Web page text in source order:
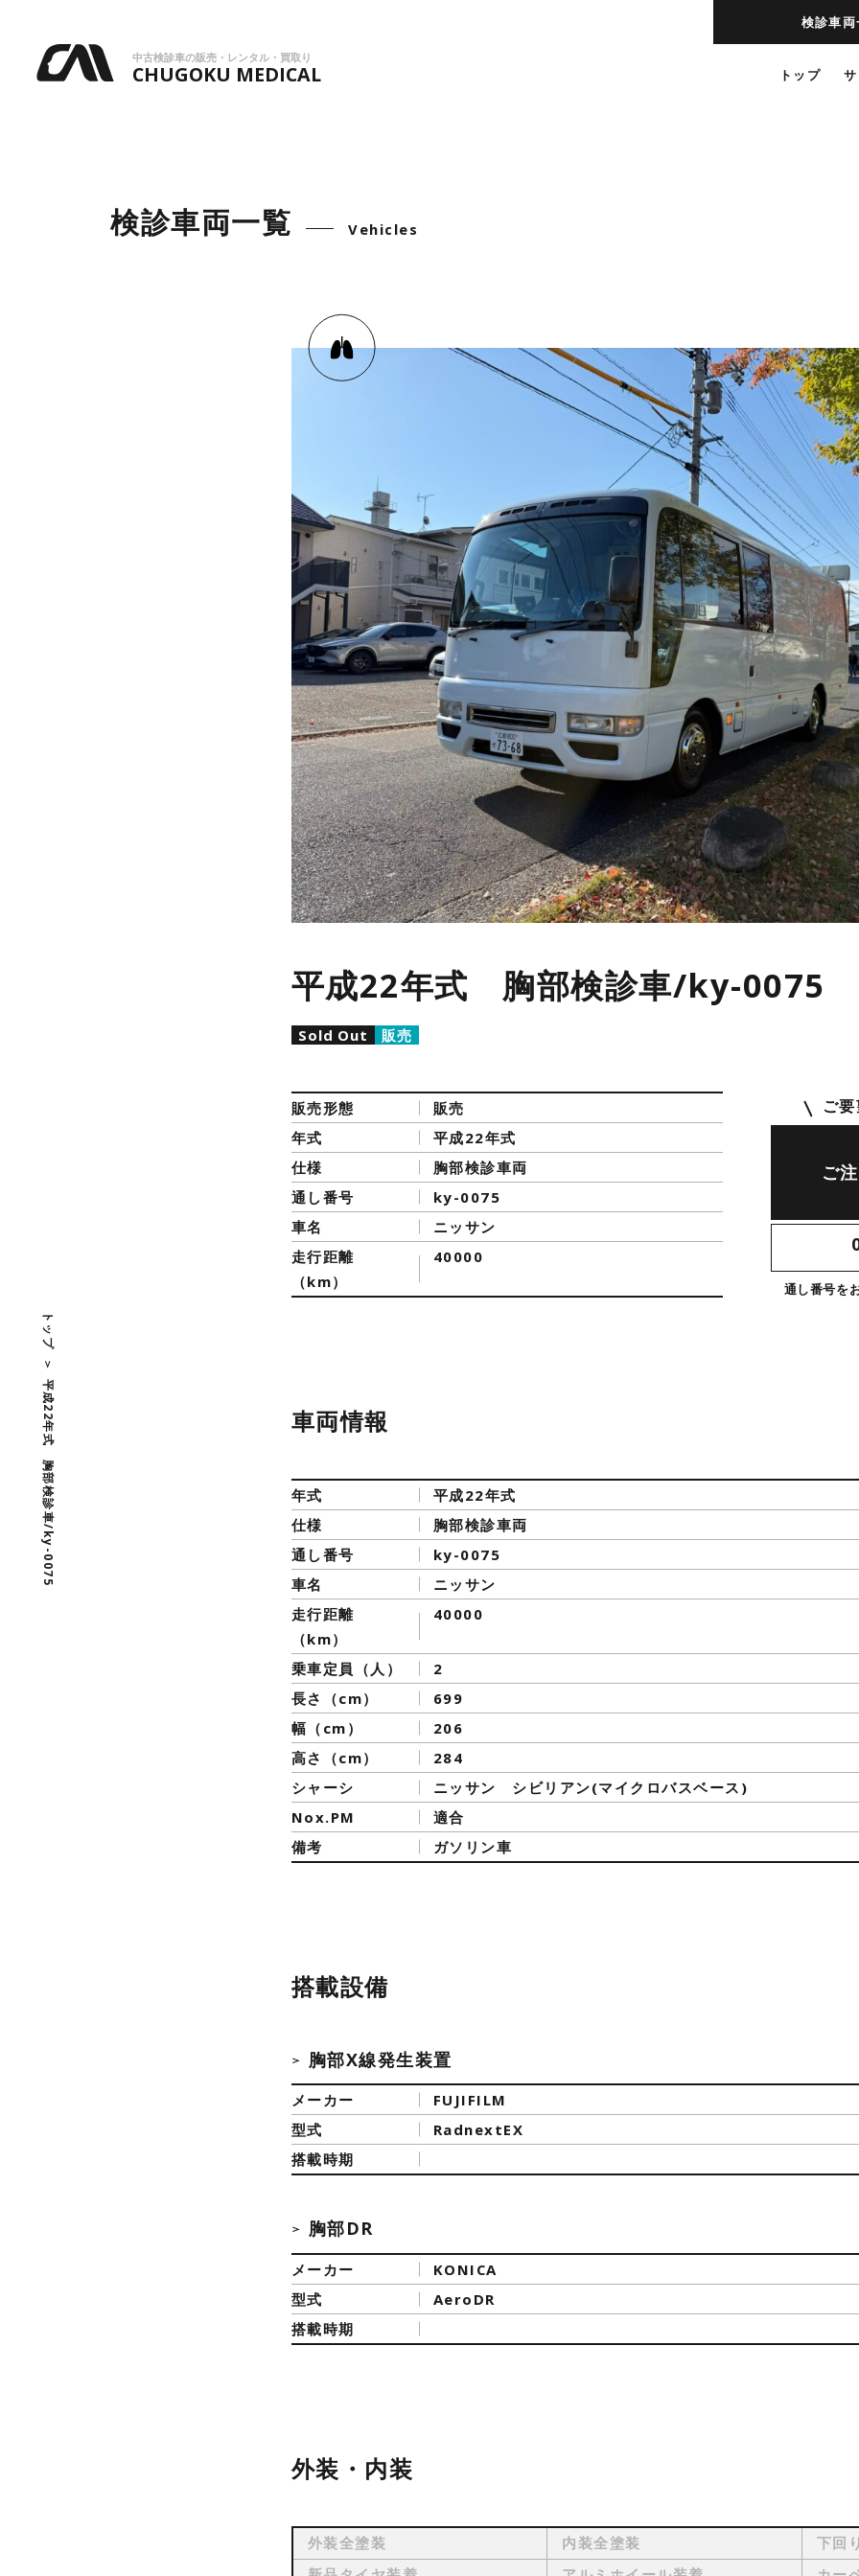
中古検診車の販売・レンタル・買取り
CHUGOKU MEDICAL
検診車両
トップ
トップ
平成22年式 胸部検診車/ky-0075
検診車両一覧 Vehicles
平成22年式 胸部検診車/ky-0075
Sold Out 販売
販売形態
販売
年式
平成22年式
仕様
胸部検診車両
通し番号
ky-0075
車名
ニッサン
走行距離
（km）
40000
ご
ご
通し番号を
車両情報
年式
平成22年式
仕様
胸部検診車両
通し番号
ky-0075
車名
ニッサン
走行距離
（km）
40000
乗車定員（人）
2
長さ（cm）
699
幅（cm）
206
高さ（cm）
284
シャーシ
ニッサン シビリアン(マイクロバスベース)
Nox.PM
適合
備考
ガソリン車
搭載設備
胸部X線発生装置
メーカー
FUJIFILM
型式
RadnextEX
搭載時期
胸部DR
メーカー
KONICA
型式
AeroDR
搭載時期
外装・内装
外装全塗装 内装全塗装
下回